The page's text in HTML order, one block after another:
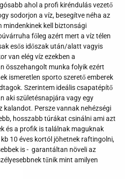
ahol a profi kiréndulás vezető
sodorjon a víz, besegítve néha az
mindenkinek kell biztonsági
főleg azért mert a víz télen
esős időszak után/alatt vagyis
van elég víz ezekben a
összehangolt munka folyik ezért
ismeretlen sporto szerető emberek
Szerintem ideális csapatépítő
aki születésnapjára vagy egy
kalandot. Persze vannak nehézségi
hosszabb túrákat csinálni ami azt
és a profik is találnak maguknak
10 éves kortól jöhetnek raftingolni,
is - garantáltan növeli az
tűnik mint amilyen